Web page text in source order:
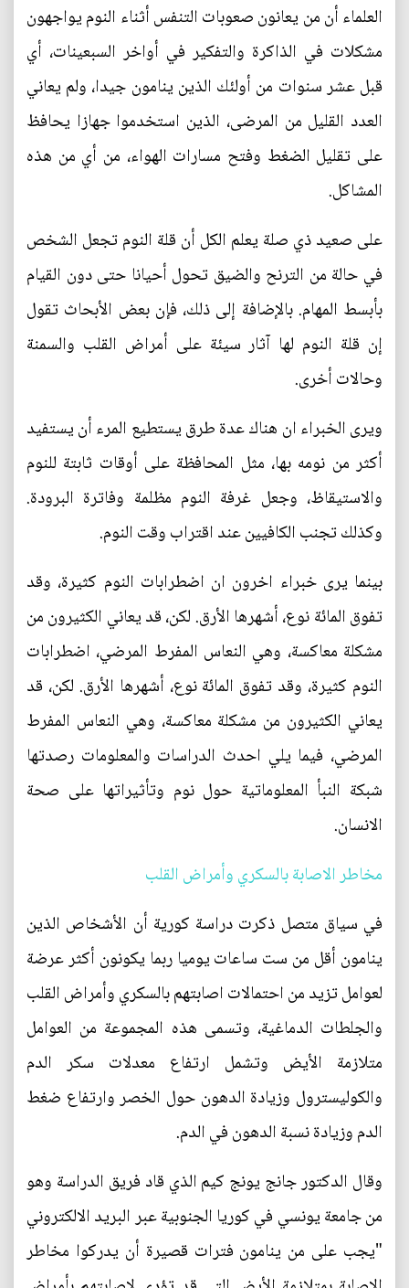
العلماء أن من يعانون صعوبات التنفس أثناء النوم يواجهون
مشكلات في الذاكرة والتفكير في أواخر السبعينات، أي
قبل عشر سنوات من أولئك الذين ينامون جيدا، ولم يعاني
العدد القليل من المرضى، الذين استخدموا جهازا يحافظ
على تقليل الضغط وفتح مسارات الهواء، من أي من هذه
المشاكل.
على صعيد ذي صلة يعلم الكل أن قلة النوم تجعل الشخص
في حالة من الترنح والضيق تحول أحيانا حتى دون القيام
بأبسط المهام. بالإضافة إلى ذلك، فإن بعض الأبحاث تقول
إن قلة النوم لها آثار سيئة على أمراض القلب والسمنة
وحالات أخرى.
ويرى الخبراء ان هناك عدة طرق يستطيع المرء أن يستفيد
أكثر من نومه بها، مثل المحافظة على أوقات ثابتة للنوم
والاستيقاظ، وجعل غرفة النوم مظلمة وفاترة البرودة.
وكذلك تجنب الكافيين عند اقتراب وقت النوم.
بينما يرى خبراء اخرون ان اضطرابات النوم كثيرة، وقد
تفوق المائة نوع، أشهرها الأرق. لكن، قد يعاني الكثيرون من
مشكلة معاكسة، وهي النعاس المفرط المرضي، اضطرابات
النوم كثيرة، وقد تفوق المائة نوع، أشهرها الأرق. لكن، قد
يعاني الكثيرون من مشكلة معاكسة، وهي النعاس المفرط
المرضي، فيما يلي احدث الدراسات والمعلومات رصدتها
شبكة النبأ المعلوماتية حول نوم وتأثيراتها على صحة
الانسان.
مخاطر الاصابة بالسكري وأمراض القلب
في سياق متصل ذكرت دراسة كورية أن الأشخاص الذين
ينامون أقل من ست ساعات يوميا ربما يكونون أكثر عرضة
لعوامل تزيد من احتمالات اصابتهم بالسكري وأمراض القلب
والجلطات الدماغية، وتسمى هذه المجموعة من العوامل
متلازمة الأيض وتشمل ارتفاع معدلات سكر الدم
والكوليسترول وزيادة الدهون حول الخصر وارتفاع ضغط
الدم وزيادة نسبة الدهون في الدم.
وقال الدكتور جانج يونج كيم الذي قاد فريق الدراسة وهو
من جامعة يونسي في كوريا الجنوبية عبر البريد الالكتروني
"يجب على من ينامون فترات قصيرة أن يدركوا مخاطر